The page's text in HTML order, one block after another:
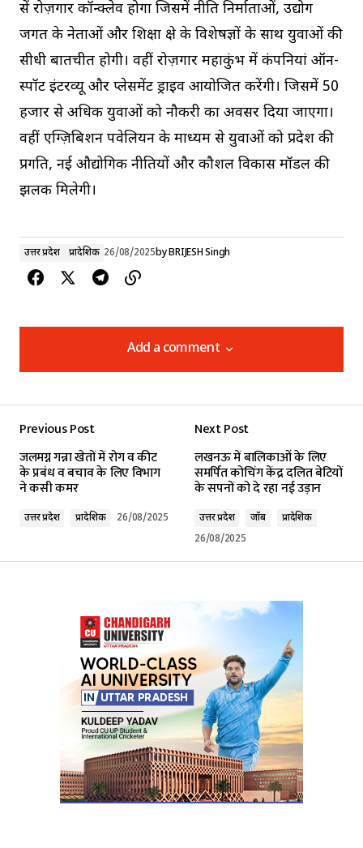
सें रोज़गार कॉन्क्लेव होगा जिसमें नीति निर्माताओं, उद्योग
जगत के नेताओं और शिक्षा क्षेत्र के विशेषज्ञों के साथ युवाओं की
सीधी बातचीत होगी। वहीं रोज़गार महाकुंभ में कंपनियां ऑन-
स्पॉट इंटरव्यू और प्लेसमेंट ड्राइव आयोजित करेंगी। जिसमें 50
हजार से अधिक युवाओं को नौकरी का अवसर दिया जाएगा।
वहीं एग्ज़िबिशन पवेलियन के माध्यम से युवाओं को प्रदेश की
प्रगति, नई औद्योगिक नीतियों और कौशल विकास मॉडल की
झलक मिलेगी।
उत्तर प्रदेश प्रादेशिक 26/08/2025byBRIJESH Singh
Add a comment
Add a comment
Required fields are marked*
Your E-mail*
Submit Comment
Previous Post
जलमग्न गन्ना खेतों में रोग व कीट
के प्रबंध व बचाव के लिए विभाग
ने कसी कमर
उत्तर प्रदेश प्रादेशिक 26/08/2025
Next Post
लखनऊ में बालिकाओं के लिए
समर्पित कोचिंग केंद्र दलित बेटियों
के सपनों को दे रहा नई उड़ान
उत्तर प्रदेश जॉब
प्रादेशिक
26/08/2025